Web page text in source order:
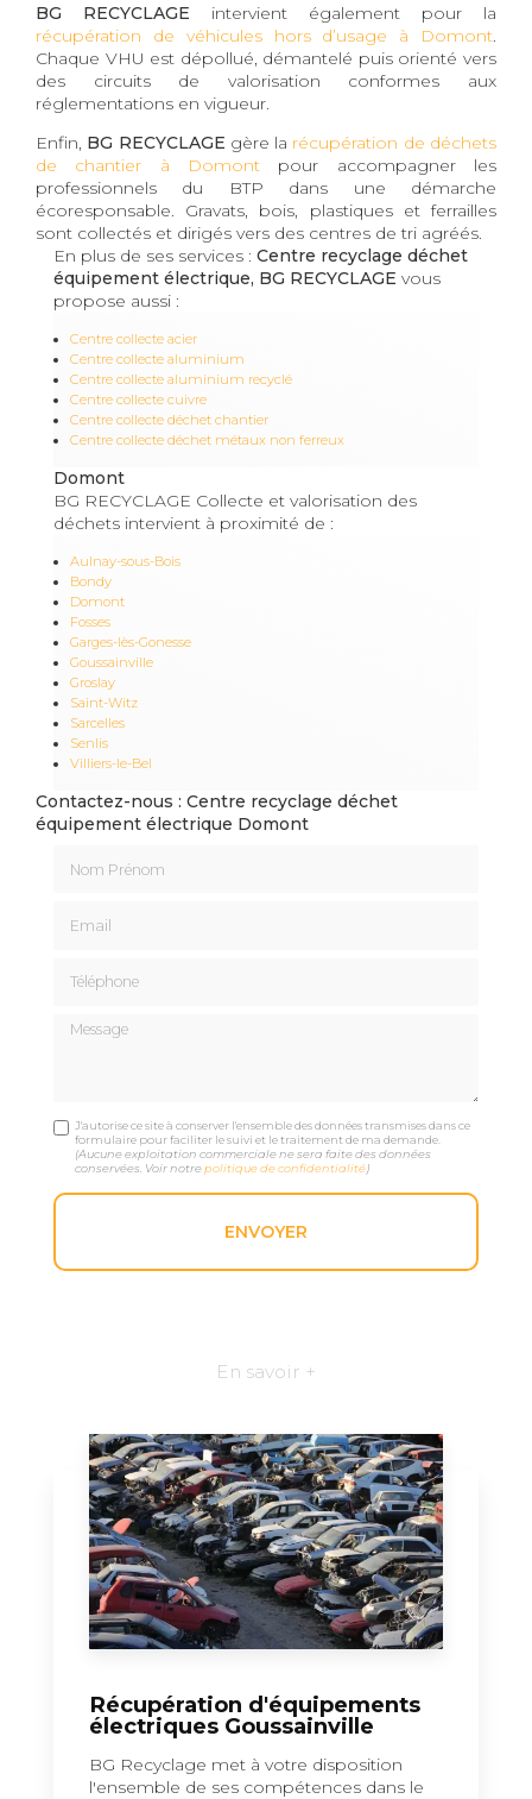
BG RECYCLAGE intervient également pour la
récupération de véhicules hors d’usage à Domont.
Chaque VHU est dépollué, démantelé puis orienté vers
des circuits de valorisation conformes aux
réglementations en vigueur.
Enfin, BG RECYCLAGE gère la récupération de déchets
de chantier à Domont pour accompagner les
professionnels du BTP dans une démarche
écoresponsable. Gravats, bois, plastiques et ferrailles
sont collectés et dirigés vers des centres de tri agréés.
En plus de ses services : Centre recyclage déchet
équipement électrique, BG RECYCLAGE vous
propose aussi :
Centre collecte acier
Centre collecte aluminium
Centre collecte aluminium recyclé
Centre collecte cuivre
Centre collecte déchet chantier
Centre collecte déchet métaux non ferreux
Domont
BG RECYCLAGE Collecte et valorisation des
déchets intervient à proximité de :
Aulnay-sous-Bois
Bondy
Domont
Fosses
Garges-lès-Gonesse
Goussainville
Groslay
Saint-Witz
Sarcelles
Senlis
Villiers-le-Bel
Contactez-nous : Centre recyclage déchet
équipement électrique Domont
Message
J'autorise ce site à conserver l'ensemble des données transmises dans ce
formulaire pour faciliter le suivi et le traitement de ma demande.
(Aucune exploitation commerciale ne sera faite des données
conservées. Voir notrepolitique de confidentialité)
En savoir +
Récupération d'équipements
électriques Goussainville
BG Recyclage met à votre disposition
l'ensemble de ses compétences dans le